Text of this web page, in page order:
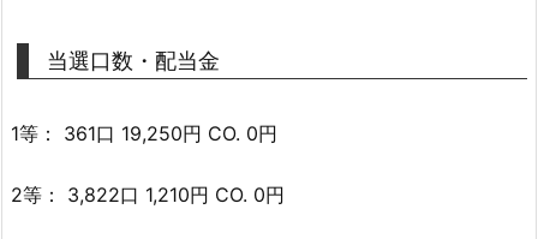
当選口数・配当金
1等： 361口 19,250円 CO. 0円
2等： 3,822口 1,210円 CO. 0円